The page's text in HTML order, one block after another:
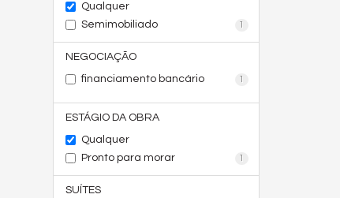
Qualquer
Semimobiliado
1
NEGOCIAÇÃO
financiamento bancário
1
ESTÁGIO DA OBRA
Qualquer
Pronto para morar
1
SUÍTES